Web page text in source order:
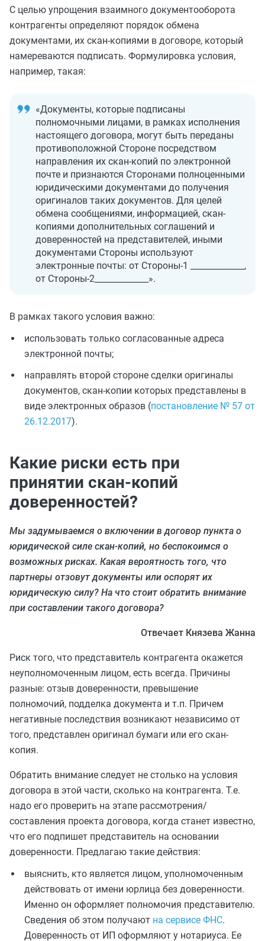
С целью упрощения взаимного документооборота
контрагенты определяют порядок обмена
документами, их скан-копиями в договоре, который
намереваются подписать. Формулировка условия,
например, такая:
«Документы, которые подписаны
полномочными лицами, в рамках исполнения
настоящего договора, могут быть переданы
противоположной Стороне посредством
направления их скан-копий по электронной
почте и признаются Сторонами полноценными
юридическими документами до получения
оригиналов таких документов. Для целей
обмена сообщениями, информацией, скан-
копиями дополнительных соглашений и
доверенностей на представителей, иными
документами Стороны используют
электронные почты: от Стороны-1 _____________,
от Стороны-2_____________».
В рамках такого условия важно:
использовать только согласованные адреса
электронной почты;
направлять второй стороне сделки оригиналы
документов, скан-копии которых представлены в
виде электронных образов (постановление № 57 от
26.12.2017).
Какие риски есть при
принятии скан-копий
доверенностей?
Мы задумываемся о включении в договор пункта о
юридической силе скан-копий, но беспокоимся о
возможных рисках. Какая вероятность того, что
партнеры отзовут документы или оспорят их
юридическую силу? На что стоит обратить внимание
при составлении такого договора?
Отвечает Князева Жанна
Риск того, что представитель контрагента окажется
неуполномоченным лицом, есть всегда. Причины
разные: отзыв доверенности, превышение
полномочий, подделка документа и т.п. Причем
негативные последствия возникают независимо от
того, представлен оригинал бумаги или его скан-
копия.
Обратить внимание следует не столько на условия
договора в этой части, сколько на контрагента. Т.е.
надо его проверить на этапе рассмотрения/
составления проекта договора, когда станет известно,
что его подпишет представитель на основании
доверенности. Предлагаю такие действия:
выяснить, кто является лицом, уполномоченным
действовать от имени юрлица без доверенности.
Именно он оформляет полномочия представителю.
Сведения об этом получают на сервисе ФНС.
Доверенность от ИП оформляют у нотариуса. Ее